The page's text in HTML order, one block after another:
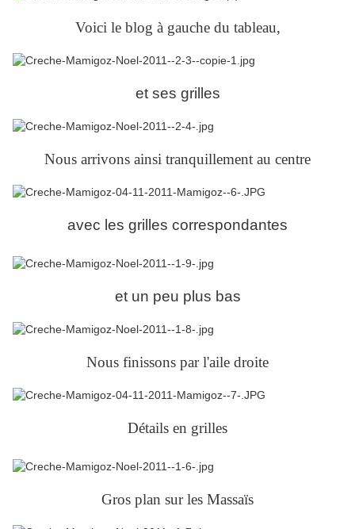
Voici le blog à gauche du tableau,
et ses grilles
Nous arrivons ainsi tranquillement au centre
avec les grilles correspondantes
et un peu plus bas
Nous finissons par l'aile droite
Détails en grilles
Gros plan sur les Massaïs